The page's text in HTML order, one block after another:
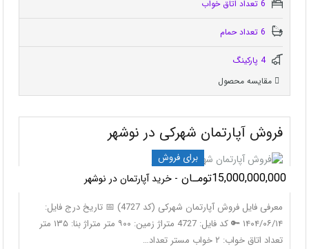
4 پاركينگ
مقایسه محصول
فروش آپارتمان شهرکی در نوشهر
برای فروش
15,000,000,000تومـان - خرید آپارتمان در نوشهر
معرفی فایل فروش آپارتمان شهرکی (کد 4727) 📅 تاریخ درج فایل:
۱۴۰۴/۰۶/۱۴ 🔑 کد فایل: 4727 متراژ زمین: ۹۰۰ متر متراژ بنا: ۱۳۵ متر
تعداد اتاق خواب: ۲ خواب مستر تعداد…